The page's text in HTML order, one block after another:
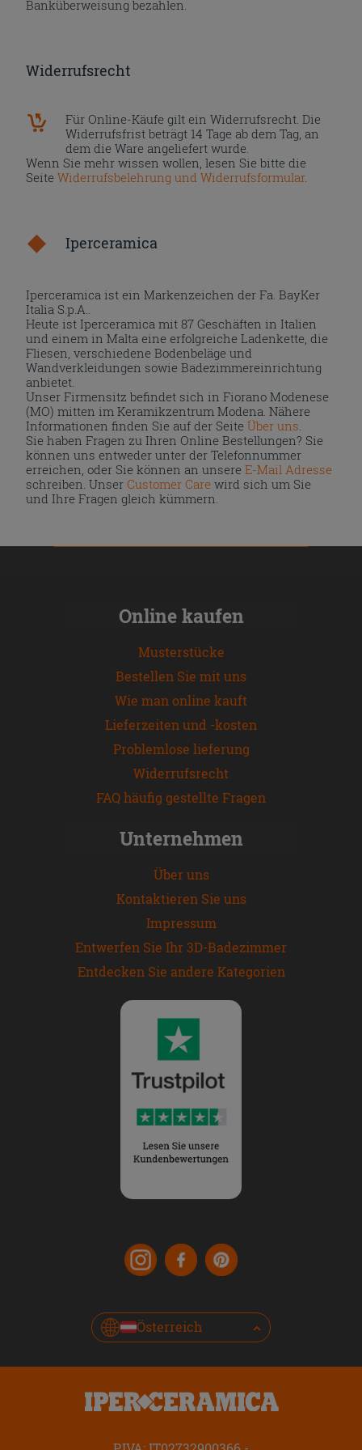
Banküberweisung bezahlen.
Widerrufsrecht
Für Online-Käufe gilt ein Widerrufsrecht. Die
Widerrufsfrist beträgt 14 Tage ab dem Tag, an
dem die Ware angeliefert wurde.
Wenn Sie mehr wissen wollen, lesen Sie bitte die
SeiteWiderrufsbelehrung und Widerrufsformular.
Iperceramica
Iperceramica ist ein Markenzeichen der Fa. BayKer
Italia S.p.A..
Heute ist Iperceramica mit 87 Geschäften in Italien
und einem in Malta eine erfolgreiche Ladenkette, die
Fliesen, verschiedene Bodenbeläge und
Wandverkleidungen sowie Badezimmereinrichtung
anbietet.
Unser Firmensitz befindet sich in Fiorano Modenese
(MO) mitten im Keramikzentrum Modena. Nähere
Informationen finden Sie auf der Seite Über uns
Sie haben Fragen zu Ihren Online Bestellungen? Sie
können uns entweder unter der Telefonnummer
erreichen, oder Sie können an unsereE-Mail Adresse
schreiben. UnserCustomer Care wird sich um Sie
und Ihre Fragen gleich kümmern.
Online kaufen
Musterstücke
Bestellen Sie mit uns
Wie man online kauft
Lieferzeiten und -kosten
Problemlose lieferung
Widerrufsrecht
FAQ häufig gestellte Fragen
Unternehmen
Über uns
Kontaktieren Sie uns
Impressum
Entwerfen Sie Ihr 3D-Badezimmer
Entdecken Sie andere Kategorien
Österreich